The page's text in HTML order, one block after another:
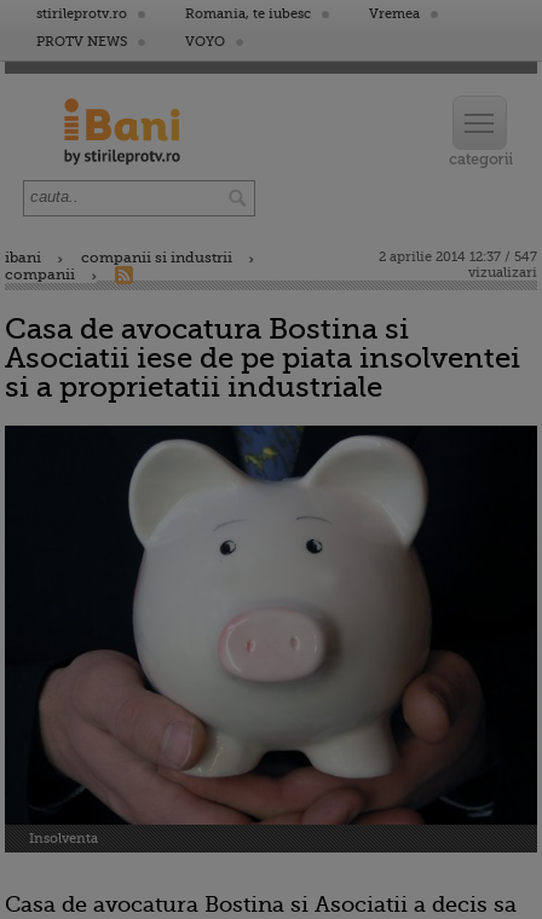
stirileprotv.ro Romania, te iubesc
Vremea
PROTV NEWS
VOYO
ibani
companii si industrii
companii
2 aprilie 2014 12:37 / 547
vizualizari
Casa de avocatura Bostina si
Asociatii iese de pe piata insolventei
si a proprietatii industriale
Insolventa
Casa de avocatura Bostina si Asociatii a decis sa